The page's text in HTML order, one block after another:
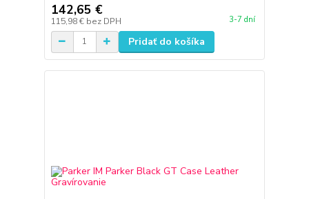
142,65 €
115,98 € bez DPH 3-7 dní
Pridať do košíka